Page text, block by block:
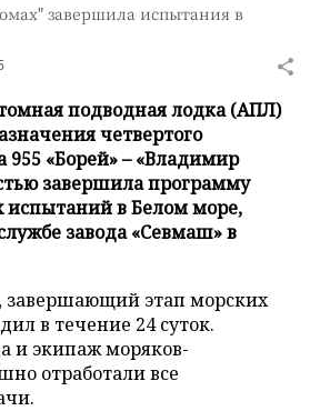
завершила испытания в
подводная лодка (АПЛ)
четвертого
955 «Борей» – «Владимир
завершила программу
испытаний в Белом море,
завода «Севмаш» в
завершающий этап морских
в течение 24 суток.
и экипаж моряков-
отработали все